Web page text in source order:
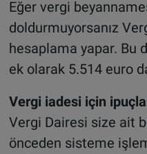
Eğer vergi
doldurmuyorsanız
hesaplama yapar. Bu
ek olarak 5.514 euro
Vergi iadesi için
Vergi Dairesi size ait
önceden sisteme